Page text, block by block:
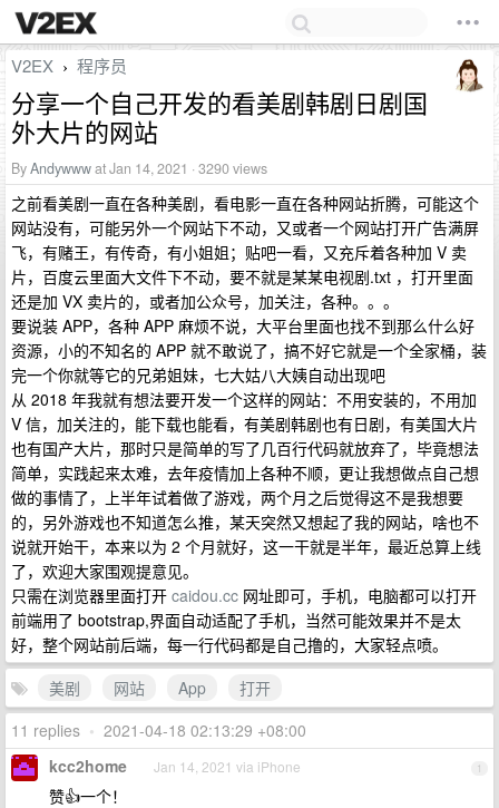
V2EX › 程序员
分享一个自己开发的看美剧韩剧日剧国
外大片的网站
ByAndywwwat Jan 14, 2021 · 3290 views
之前看美剧一直在各种美剧，看电影一直在各种网站折腾，可能这个
网站没有，可能另外一个网站下不动，又或者一个网站打开广告满屏
飞，有赌王，有传奇，有小姐姐；贴吧一看，又充斥着各种加 V 卖
片，百度云里面大文件下不动，要不就是某某电视剧.txt ，打开里面
还是加 VX 卖片的，或者加公众号，加关注，各种。。。
要说装 APP，各种 APP 麻烦不说，大平台里面也找不到那么什么好
资源，小的不知名的 APP 就不敢说了，搞不好它就是一个全家桶，装
完一个你就等它的兄弟姐妹，七大姑八大姨自动出现吧
从 2018 年我就有想法要开发一个这样的网站：不用安装的，不用加
V 信，加关注的，能下载也能看，有美剧韩剧也有日剧，有美国大片
也有国产大片，那时只是简单的写了几百行代码就放弃了，毕竟想法
简单，实践起来太难，去年疫情加上各种不顺，更让我想做点自己想
做的事情了，上半年试着做了游戏，两个月之后觉得这不是我想要
的，另外游戏也不知道怎么推，某天突然又想起了我的网站，啥也不
说就开始干，本来以为 2 个月就好，这一干就是半年，最近总算上线
了，欢迎大家围观提意见。
只需在浏览器里面打开 caidou.cc 网址即可，手机，电脑都可以打开
前端用了 bootstrap,界面自动适配了手机，当然可能效果并不是太
好，整个网站前后端，每一行代码都是自己撸的，大家轻点喷。
美剧
网站 App
打开
11 replies • 2021-04-18 02:13:29 +08:00
1
kcc2home Jan 14, 2021 via iPhone
赞👍一个！